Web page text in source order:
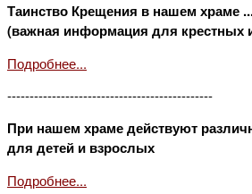
Таинство Крещения в нашем храме
(важная информация для крестных
Подробнее...
----------------------------------------------
При нашем храме действуют
для детей и взрослых
Подробнее...